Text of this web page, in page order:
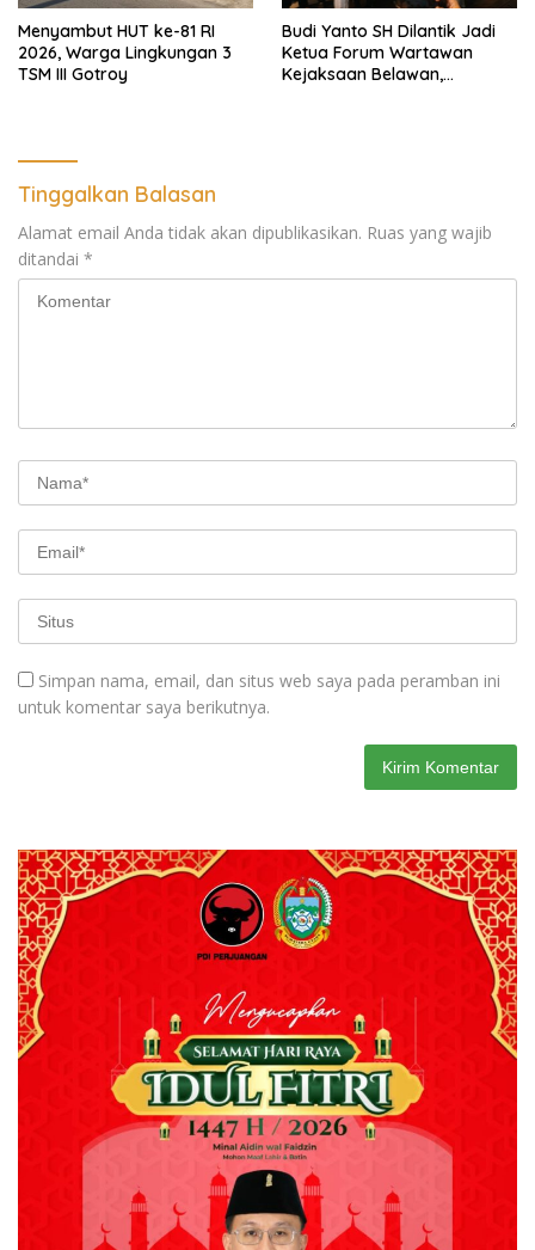
Menyambut HUT ke-81 RI
2026, Warga Lingkungan 3
TSM III Gotroy
Budi Yanto SH Dilantik Jadi
Ketua Forum Wartawan
Kejaksaan Belawan,
Tinggalkan Balasan
Alamat email Anda tidak akan dipublikasikan. Ruas yang wajib
ditandai *
Simpan nama, email, dan situs web saya pada peramban ini
untuk komentar saya berikutnya.